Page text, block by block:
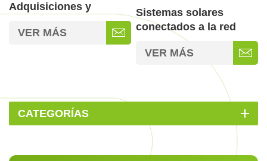
Adquisiciones y
Energía
VER MÁS
Sistemas solares
conectados a la red
VER MÁS
CATEGORÍAS